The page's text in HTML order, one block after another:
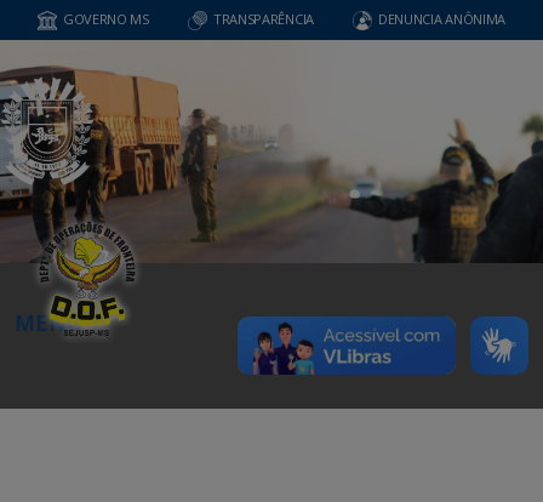
GOVERNO MS TRANSPARÊNCIA DENUNCIA ANÔNIMA
MENU